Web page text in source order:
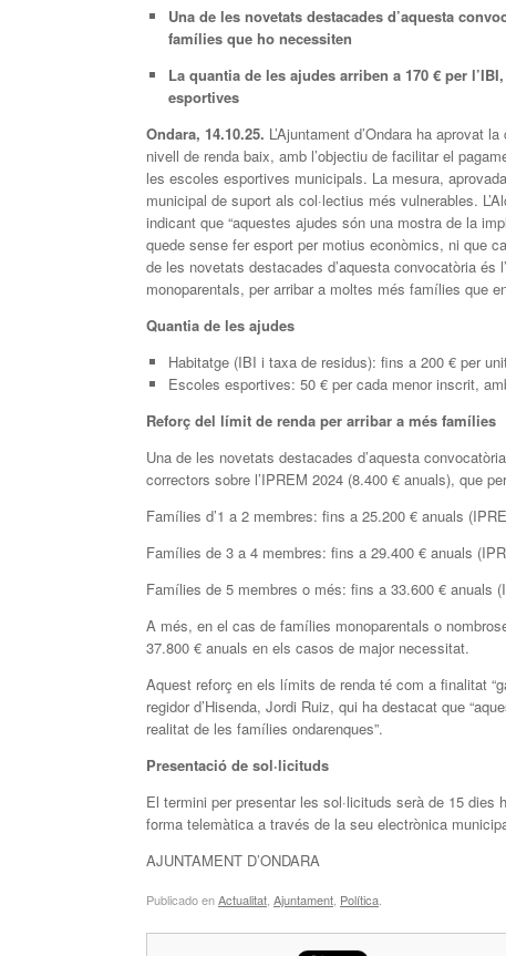
Una de les novetats destacades d’aquesta
famílies que ho necessiten
La quantia de les ajudes arriben a 170 € per
esportives
Ondara, 14.10.25. L’Ajuntament d’Ondara ha aprovat
nivell de renda baix, amb l’objectiu de facilitar el
les escoles esportives municipals. La mesura,
municipal de suport als col·lectius més vulnerables.
indicant que “aquestes ajudes són una mostra de la
quede sense fer esport per motius econòmics, ni que
de les novetats destacades d’aquesta convocatòria
monoparentals, per arribar a moltes més famílies que
Quantia de les ajudes
Habitatge (IBI i taxa de residus): fins a 200 € per
Escoles esportives: 50 € per cada menor inscrit,
Reforç del límit de renda per arribar a més famílies
Una de les novetats destacades d’aquesta
correctors sobre l’IPREM 2024 (8.400 € anuals), que
Famílies d’1 a 2 membres: fins a 25.200 € anuals
Famílies de 3 a 4 membres: fins a 29.400 € anuals
Famílies de 5 membres o més: fins a 33.600 € anuals
A més, en el cas de famílies monoparentals o
37.800 € anuals en els casos de major necessitat.
Aquest reforç en els límits de renda té com a finalitat
regidor d’Hisenda, Jordi Ruiz, qui ha destacat que
realitat de les famílies ondarenques”.
Presentació de sol·licituds
El termini per presentar les sol·licituds serà de 15
forma telemàtica a través de la seu electrònica
AJUNTAMENT D’ONDARA
Publicado enActualitat Ajuntament Política